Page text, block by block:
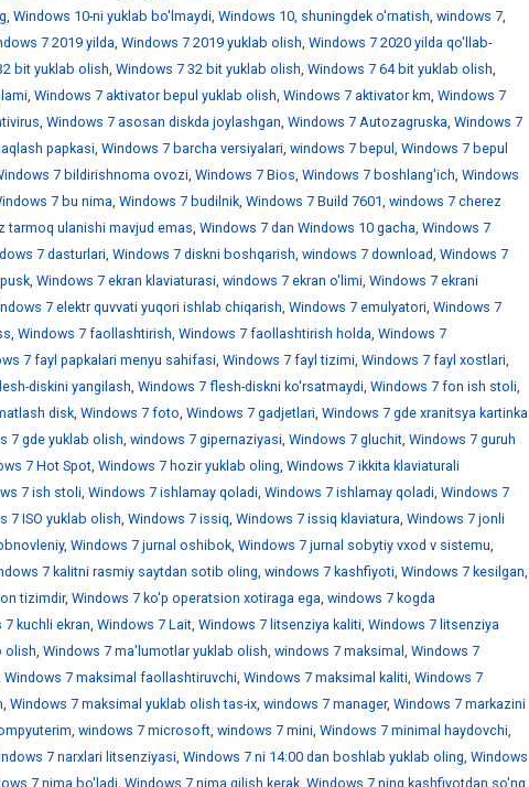
, Windows 10-ni yuklab bo'lmaydi, Windows 10, shuningdek o'rnatish, windows 7,
7 2019 yilda, Windows 7 2019 yuklab olish, Windows 7 2020 yilda qo'llab-
bit yuklab olish, Windows 7 32 bit yuklab olish, Windows 7 64 bit yuklab olish,
, Windows 7 aktivator bepul yuklab olish, Windows 7 aktivator km, Windows 7
, Windows 7 asosan diskda joylashgan, Windows 7 Autozagruska, Windows 7
papkasi, Windows 7 barcha versiyalari, windows 7 bepul , Windows 7 bepul
7 bildirishnoma ovozi, Windows 7 Bios, Windows 7 boshlang'ich, Windows
7 bu nima, Windows 7 budilnik, Windows 7 Build 7601, windows 7 cherez
tarmoq ulanishi mavjud emas, Windows 7 dan Windows 10 gacha, Windows 7
7 dasturlari, Windows 7 diskni boshqarish, windows 7 download, Windows 7
, Windows 7 ekran klaviaturasi, windows 7 ekran o'limi, Windows 7 ekrani
7 elektr quvvati yuqori ishlab chiqarish, Windows 7 emulyatori, Windows 7
, Windows 7 faollashtirish, Windows 7 faollashtirish holda, Windows 7
7 fayl papkalari menyu sahifasi, Windows 7 fayl tizimi, Windows 7 fayl xostlari,
diskini yangilash, Windows 7 flesh-diskni ko'rsatmaydi, Windows 7 fon ish stoli,
disk, Windows 7 foto, Windows 7 gadjetlari, Windows 7 gde xranitsya kartinka
7 gde yuklab olish, windows 7 gipernaziyasi, Windows 7 gluchit, Windows 7 guruh
7 Hot Spot, Windows 7 hozir yuklab oling, Windows 7 ikkita klaviaturali
7 ish stoli, Windows 7 ishlamay qoladi, Windows 7 ishlamay qoladi, Windows 7
7 ISO yuklab olish, Windows 7 issiq, Windows 7 issiq klaviatura, Windows 7 jonli
, Windows 7 jurnal oshibok, Windows 7 jurnal sobytiy vxod v sistemu,
7 kalitni rasmiy saytdan sotib oling, windows 7 kashfiyoti, Windows 7 kesilgan,
tizimdir, Windows 7 ko'p operatsion xotiraga ega, windows 7 kogda
7 kuchli ekran, Windows 7 Lait, Windows 7 litsenziya kaliti, Windows 7 litsenziya
olish, Windows 7 ma'lumotlar yuklab olish, windows 7 maksimal , Windows 7
Windows 7 maksimal faollashtiruvchi, Windows 7 maksimal kaliti, Windows 7
, Windows 7 maksimal yuklab olish tas-ix, windows 7 manager, Windows 7 markazini
, windows 7 microsoft, windows 7 mini, Windows 7 minimal haydovchi,
7 narxlari litsenziyasi, Windows 7 ni 14:00 dan boshlab yuklab oling, Windows
7 nima bo'ladi, Windows 7 nima qilish kerak, Windows 7 ning kashfiyotdan so'ng